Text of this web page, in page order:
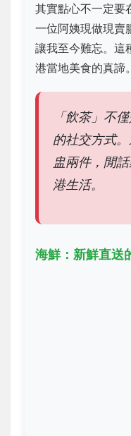
其實點心不一定要
一位阿姨現做現賣
讓我至今難忘。這
港當地美食的真諦。
「飲茶」不
的社交方式
盅兩件，閒
港生活。
海鮮：新鮮直送